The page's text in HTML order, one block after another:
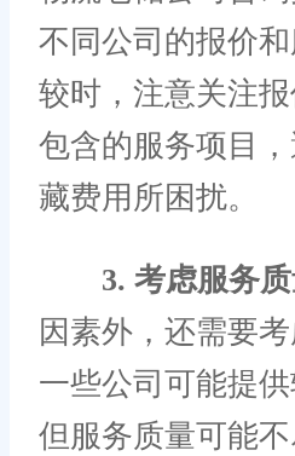
不同公司的报价
较时，注意关注
包含的服务项目
藏费用所困扰。
3. 考虑服务质
因素外，还需要考
一些公司可能提供
但服务质量可能